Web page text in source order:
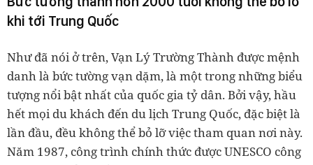
khi tới Trung Quốc
Như đã nói ở trên, Vạn Lý Trường Thành được mệnh
danh là bức tường vạn dặm, là một trong những biểu
tượng nổi bật nhất của quốc gia tỷ dân. Bởi vậy, hầu
hết mọi du khách đến du lịch Trung Quốc, đặc biệt là
lần đầu, đều không thể bỏ lỡ việc tham quan nơi này.
Năm 1987, công trình chính thức được UNESCO công